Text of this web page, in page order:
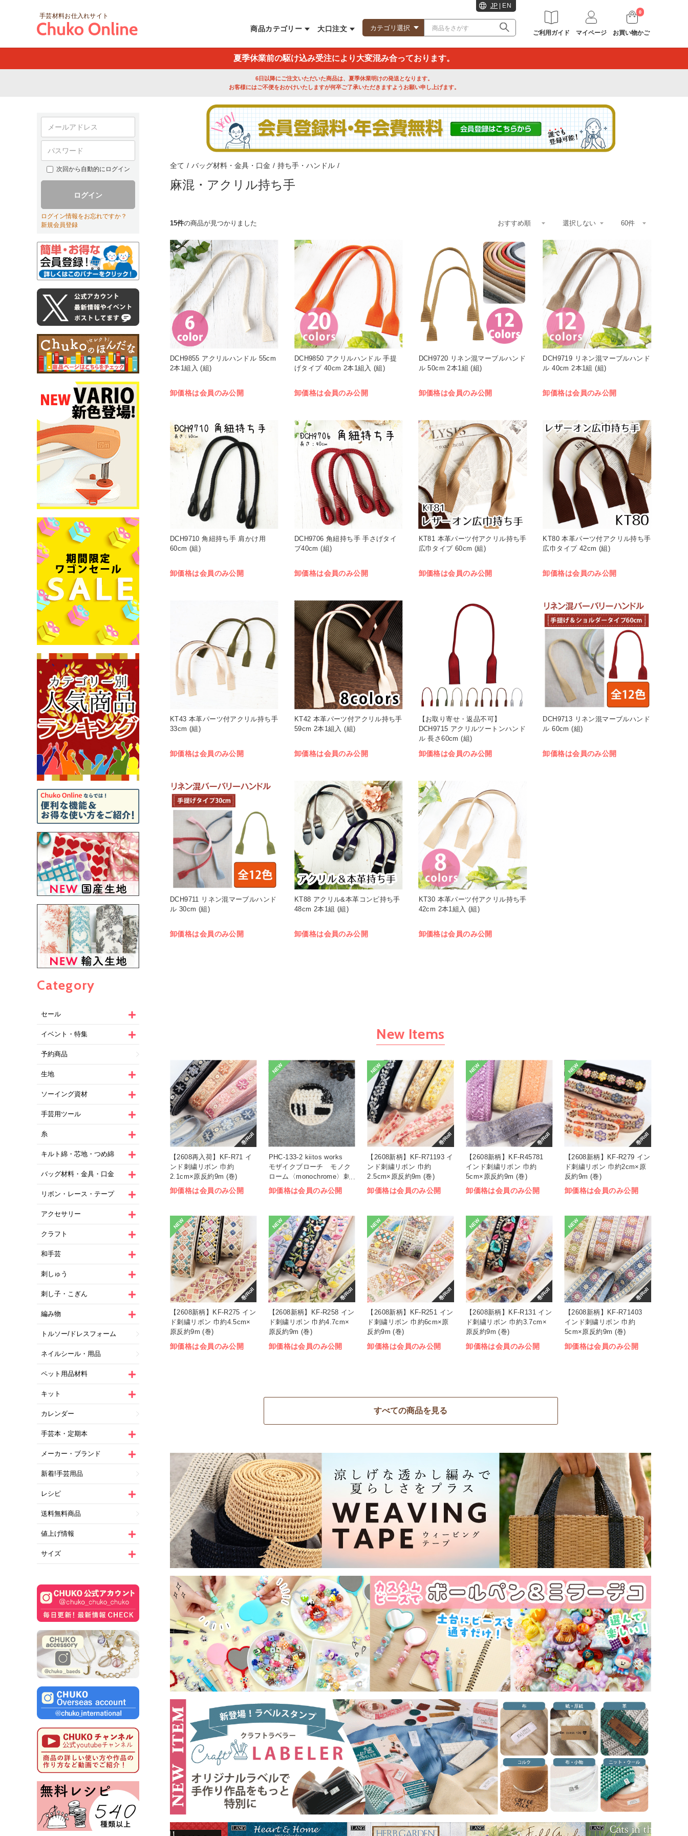
手芸材料お仕入れサイト
商品カテゴリー 大口注文
JP EN
ご利用ガイド マイページ
0
お買い物かご
夏季休業前の駆け込み受注により大変混み合っております。
6日以降にご注文いただいた商品は、夏季休業明けの発送となります。
お客様にはご不便をおかけいたしますが何卒ご了承いただきますようお願い申し上げます。
次回から自動的にログイン
ログイン
ログイン情報をお忘れですか？
新規会員登録
Category
セール
イベント・特集
予約商品
生地
ソーイング資材
手芸用ツール
糸
キルト綿・芯地・つめ綿
バッグ材料・金具・口金
リボン・レース・テープ
アクセサリー
クラフト
和手芸
刺しゅう
刺し子・こぎん
編み物
トルソー/ドレスフォーム
ネイルシール・用品
ペット用品材料
キット
カレンダー
手芸本・定期本
メーカー・ブランド
新着!手芸用品
レシピ
送料無料商品
値上げ情報
サイズ
全て / バッグ材料・金具・口金 / 持ち手・ハンドル /
麻混・アクリル持ち手
15件の商品が見つかりました
DCH9855 アクリルハンドル 55cm
2本1組入 (組)
卸価格は会員のみ公開
DCH9850 アクリルハンドル 手提
げタイプ 40cm 2本1組入 (組)
卸価格は会員のみ公開
DCH9720 リネン混マーブルハンド
ル 50cm 2本1組 (組)
卸価格は会員のみ公開
DCH9719 リネン混マーブルハンド
ル 40cm 2本1組 (組)
卸価格は会員のみ公開
DCH9710 角紐持ち手 肩かけ用
60cm (組)
卸価格は会員のみ公開
DCH9706 角紐持ち手 手さげタイ
プ40cm (組)
卸価格は会員のみ公開
KT81 本革パーツ付アクリル持ち手
広巾タイプ 60cm (組)
卸価格は会員のみ公開
KT80 本革パーツ付アクリル持ち手
広巾タイプ 42cm (組)
卸価格は会員のみ公開
KT43 本革パーツ付アクリル持ち手
33cm (組)
卸価格は会員のみ公開
KT42 本革パーツ付アクリル持ち手
59cm 2本1組入 (組)
卸価格は会員のみ公開
【お取り寄せ・返品不可】
DCH9715 アクリルツートンハンド
ル 長さ60cm (組)
卸価格は会員のみ公開
DCH9713 リネン混マーブルハンド
ル 60cm (組)
卸価格は会員のみ公開
DCH9711 リネン混マーブルハンド
ル 30cm (組)
卸価格は会員のみ公開
KT88 アクリル&本革コンビ持ち手
48cm 2本1組 (組)
卸価格は会員のみ公開
KT30 本革パーツ付アクリル持ち手
42cm 2本1組入 (組)
卸価格は会員のみ公開
New Items
巻/Roll
【2608再入荷】KF-R71 イ
ンド刺繍リボン 巾約
2.1cm×原反約9m (巻)
卸価格は会員のみ公開
NEW
PHC-133-2 kiitos works
モザイクブローチ モノク
ローム〈monochrome〉刺
しゅうキット (袋)
卸価格は会員のみ公開
巻/Roll
NEW
【2608新柄】KF-R71193 イ
ンド刺繍リボン 巾約
2.5cm×原反約9m (巻)
卸価格は会員のみ公開
NEW
巻/Roll
【2608新柄】KF-R45781
インド刺繍リボン 巾約
5cm×原反約9m (巻)
卸価格は会員のみ公開
巻/Roll
NEW
【2608新柄】KF-R279 イン
ド刺繍リボン 巾約2cm×原
反約9m (巻)
卸価格は会員のみ公開
巻/Roll
NEW
【2608新柄】KF-R275 イン
ド刺繍リボン 巾約4.5cm×
原反約9m (巻)
卸価格は会員のみ公開
NEW
巻/Roll
【2608新柄】KF-R258 イン
ド刺繍リボン 巾約4.7cm×
原反約9m (巻)
卸価格は会員のみ公開
NEW
巻/Roll
【2608新柄】KF-R251 イン
ド刺繍リボン 巾約6cm×原
反約9m (巻)
卸価格は会員のみ公開
NEW
巻/Roll
【2608新柄】KF-R131 イン
ド刺繍リボン 巾約3.7cm×
原反約9m (巻)
卸価格は会員のみ公開
NEW
巻/Roll
【2608新柄】KF-R71403
インド刺繍リボン 巾約
5cm×原反約9m (巻)
卸価格は会員のみ公開
すべての商品を見る